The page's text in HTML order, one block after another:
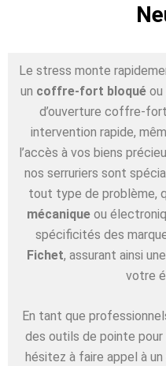
Le stress monte
un coffre-fort bloquéou
d’ouverture coffre-
intervention rapide,
l’accès à vos biens
nos serruriers sont
tout type de problème,
mécanique ou
spécificités des
Fichet, assurant ainsi
votre
En tant que
des outils de pointe
hésitez à faire appel à un